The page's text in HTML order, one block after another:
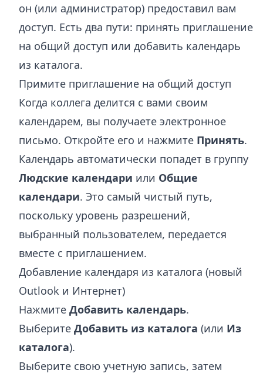
он (или администратор) предоставил вам
доступ. Есть два пути: принять приглашение
на общий доступ или добавить календарь
из каталога.
Примите приглашение на общий доступ
Когда коллега делится с вами своим
календарем, вы получаете электронное
письмо. Откройте его и нажмите Принять.
Календарь автоматически попадет в группу
Людские календари или Общие
календари. Это самый чистый путь,
поскольку уровень разрешений,
выбранный пользователем, передается
вместе с приглашением.
Добавление календаря из каталога (новый
Outlook и Интернет)
Нажмите Добавить календарь.
Выберите Добавить из каталога (или Из
каталога).
Выберите свою учетную запись, затем